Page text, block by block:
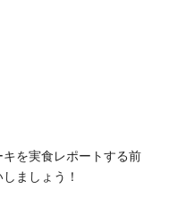
を実食レポートする前
ましょう！